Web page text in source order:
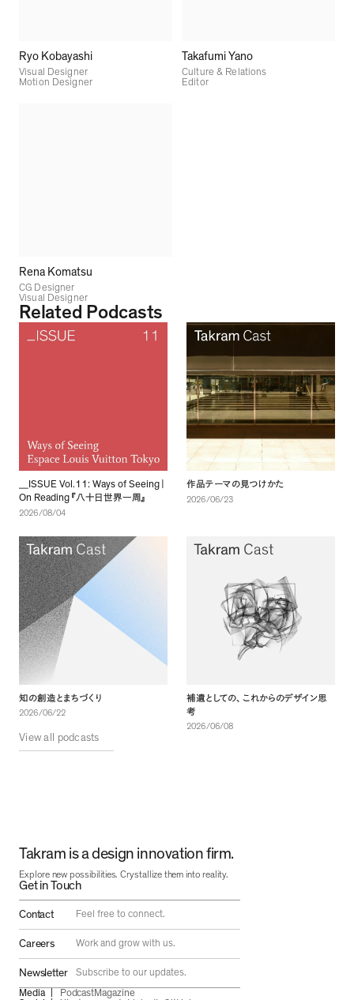
Ryo Kobayashi
Visual Designer
Motion Designer
Takafumi Yano
Culture & Relations
Editor
Rena Komatsu
CG Designer
Visual Designer
Related Podcasts
ISSUE Vol.11: Ways of Seeing
On Reading 『八十日世界一周』
2026/08/04
作品テーマの見つけかた
2026/06/23
知の創造とまちづくり
2026/06/22
補遺としての、 これからのデザイン思
考
2026/06/08
View all podcasts
Takram is a design innovation firm.
Explore new possibilities. Crystallize them into reality.
Get in Touch
Contact Feel free to connect.
Careers Work and grow with us.
Newsletter
Subscribe to our updates.
Media
PodcastMagazine